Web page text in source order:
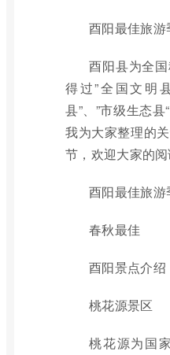
酉阳最佳旅游
酉阳县为全
得过”全国文明
县”、”市级生态
我为大家整理的
节，欢迎大家的阅
酉阳最佳旅游
春秋最佳
酉阳景点介绍
桃花源景区
桃花源为国